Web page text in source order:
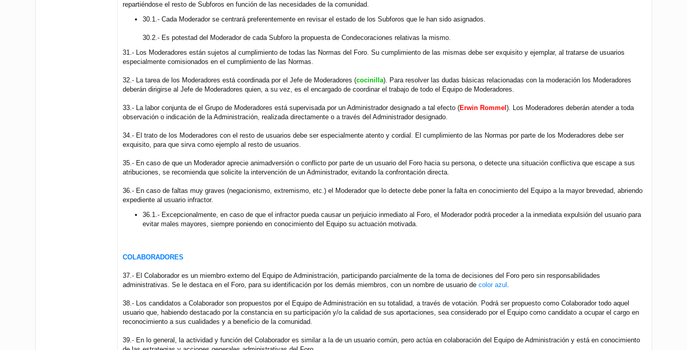
repartiéndose el resto de Subforos en función de las necesidades de la comunidad.
30.1.- Cada Moderador se centrará preferentemente en revisar el estado de los Subforos que le han sido asignados.
30.2.- Es potestad del Moderador de cada Subforo la propuesta de Condecoraciones relativas la mismo.
31.- Los Moderadores están sujetos al cumplimiento de todas las Normas del Foro. Su cumplimiento de las mismas debe ser exquisito y ejemplar, al tratarse de usuarios
especialmente comisionados en el cumplimiento de las Normas.
32.- La tarea de los Moderadores está coordinada por el Jefe de Moderadores (cocinilla). Para resolver las dudas básicas relacionadas con la moderación los Moderadores
deberán dirigirse al Jefe de Moderadores quien, a su vez, es el encargado de coordinar el trabajo de todo el Equipo de Moderadores.
33.- La labor conjunta de el Grupo de Moderadores está supervisada por un Administrador designado a tal efecto (Erwin Rommel ). Los Moderadores deberán atender a toda
observación o indicación de la Administración, realizada directamente o a través del Administrador designado.
34.- El trato de los Moderadores con el resto de usuarios debe ser especialmente atento y cordial. El cumplimiento de las Normas por parte de los Moderadores debe ser
exquisito, para que sirva como ejemplo al resto de usuarios.
35.- En caso de que un Moderador aprecie animadversión o conflicto por parte de un usuario del Foro hacia su persona, o detecte una situación conflictiva que escape a sus
atribuciones, se recomienda que solicite la intervención de un Administrador, evitando la confrontación directa.
36.- En caso de faltas muy graves (negacionismo, extremismo, etc.) el Moderador que lo detecte debe poner la falta en conocimiento del Equipo a la mayor brevedad, abriendo
expediente al usuario infractor.
36.1.- Excepcionalmente, en caso de que el infractor pueda causar un perjuicio inmediato al Foro, el Moderador podrá proceder a la inmediata expulsión del usuario para
evitar males mayores, siempre poniendo en conocimiento del Equipo su actuación motivada.
COLABORADORES
37.- El Colaborador es un miembro externo del Equipo de Administración, participando parcialmente de la toma de decisiones del Foro pero sin responsabilidades
administrativas. Se le destaca en el Foro, para su identificación por los demás miembros, con un nombre de usuario de color azul .
38.- Los candidatos a Colaborador son propuestos por el Equipo de Administración en su totalidad, a través de votación. Podrá ser propuesto como Colaborador todo aquel
usuario que, habiendo destacado por la constancia en su participación y/o la calidad de sus aportaciones, sea considerado por el Equipo como candidato a ocupar el cargo en
reconocimiento a sus cualidades y a beneficio de la comunidad.
39.- En lo general, la actividad y función del Colaborador es similar a la de un usuario común, pero actúa en colaboración del Equipo de Administración y está en conocimiento